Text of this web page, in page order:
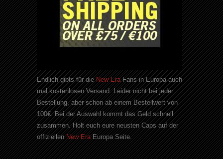
Endlichgibtsfür dieNew EraFans in Europa auch
mal kostenlosen Versand. Leider nicht bei jeder
Bestellung, aber schon ab einemBestellwertvon
100€. Bei der Auswahl kommt das Geld schnell
zusammen. Holt euch eure neustenCapsauf der
offiziellenNew EraEuropa Seite.